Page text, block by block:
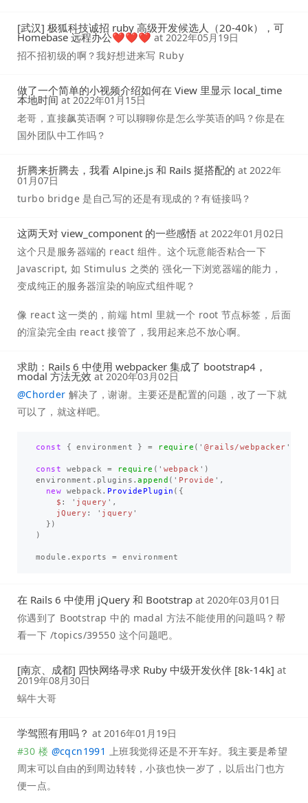
[武汉] 极狐科技诚招 ruby 高级开发候选人（20-40k），可
Homebase 远程办公❤❤❤ at2022年05月19日
招不招初级的啊？我好想进来写 Ruby
做了一个简单的小视频介绍如何在 View 里显示 local_time
本地时间 at 2022年01月15日
老哥，直接飙英语啊？可以聊聊你是怎么学英语的吗？你是在
国外团队中工作吗？
折腾来折腾去，我看 Alpine.js 和 Rails 挺搭配的 at 2022年
01月07日
turbo bridge 是自己写的还是有现成的？有链接吗？
这两天对 view_component 的一些感悟 at 2022年01月02日
这个只是服务器端的 react 组件。这个玩意能否粘合一下
Javascript, 如 Stimulus 之类的 强化一下浏览器端的能力，
变成纯正的服务器渲染的响应式组件呢？
像 react 这一类的，前端 html 里就一个 root 节点标签，后面
的渲染完全由 react 接管了，我用起来总不放心啊。
求助：Rails 6 中使用 webpacker 集成了 bootstrap4，
modal 方法无效 at 2020年03月02日
@Chorder 解决了，谢谢。主要还是配置的问题，改了一下就
可以了，就这样吧。
const { environment } = require ( ' @rails/webpacker '
const webpack = require ( ' webpack ' )
environment . plugins .append ( ' Provide ' ,
new
webpack . ProvidePlugin ({
$ : ' jquery ' ,
jQuery : ' jquery '
})
)
module . exports = environment
在 Rails 6 中使用 jQuery 和 Bootstrap at 2020年03月01日
你遇到了 Bootstrap 中的 madal 方法不能使用的问题吗？帮
看一下 /topics/39550 这个问题吧。
[南京、成都] 四快网络寻求 Ruby 中级开发伙伴 [8k-14k] at
2019年08月30日
蜗牛大哥
学驾照有用吗？ at 2016年01月19日
#30 楼 @cqcn1991
上班我觉得还是不开车好。我主要是希望
周末可以自由的到周边转转，小孩也快一岁了，以后出门也方
便一点。